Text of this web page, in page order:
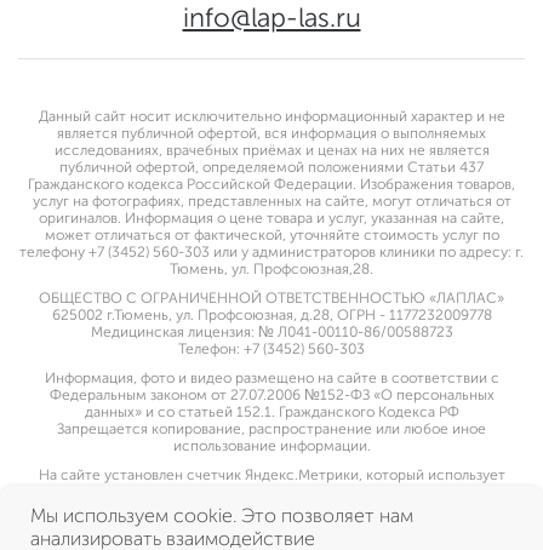
info@lap-las.ru
Данный сайт носит исключительно информационный характер и не
является публичной офертой, вся информация о выполняемых
исследованиях, врачебных приёмах и ценах на них не является
публичной офертой, определяемой положениями Статьи 437
Гражданского кодекса Российской Федерации. Изображения товаров,
услуг на фотографиях, представленных на сайте, могут отличаться от
оригиналов. Информация о цене товара и услуг, указанная на сайте,
может отличаться от фактической, уточняйте стоимость услуг по
телефону +7 (3452) 560-303 или у администраторов клиники по адресу: г.
Тюмень, ул. Профсоюзная,28.
ОБЩЕСТВО С ОГРАНИЧЕННОЙ ОТВЕТСТВЕННОСТЬЮ «ЛАПЛАС»
625002 г.Тюмень, ул. Профсоюзная, д.28, ОГРН - 1177232009778
Медицинская лицензия: № Л041-00110-86/00588723
Телефон: +7 (3452) 560-303
Информация, фото и видео размещено на сайте в соответствии с
Федеральным законом от 27.07.2006 №152-ФЗ «О персональных
данных» и со статьей 152.1. Гражданского Кодекса РФ
Запрещается копирование, распространение или любое иное
использование информации.
На сайте установлен счетчик Яндекс.Метрики, который использует
согласие на использование указанной метрической программы
Яндекс.Метрика
Мы используем cookie. Это позволяет нам
анализировать взаимодействие